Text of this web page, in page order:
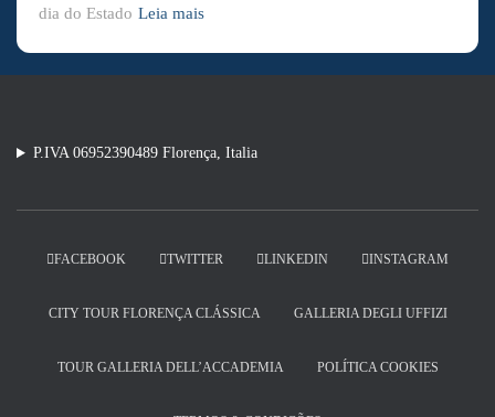
dia do Estado Leia mais
P.IVA 06952390489 Florença, Italia
FACEBOOK TWITTER LINKEDIN INSTAGRAM
CITY TOUR FLORENÇA CLÁSSICA GALLERIA DEGLI UFFIZI
TOUR GALLERIA DELL’ACCADEMIA POLÍTICA COOKIES